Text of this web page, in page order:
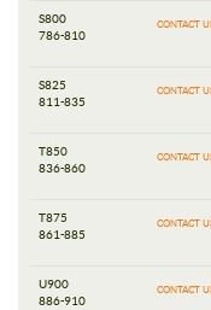
S800
786-810
CONTACT
S825
811-835
CONTACT
T850
836-860
CONTACT
T875
861-885
CONTACT
U900
886-910
CONTACT